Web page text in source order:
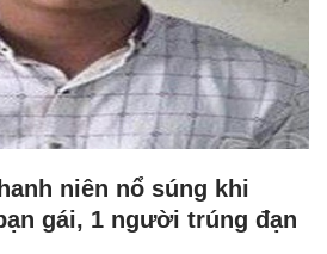
niên nổ súng khi
gái, 1 người trúng đạn